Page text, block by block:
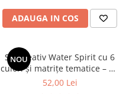
ADAUGA IN COS
NOU
Set creativ Water Spirit cu 6
culori și matrițe tematice – Kit
pentru figurine gelatinoase
52,00 Lei